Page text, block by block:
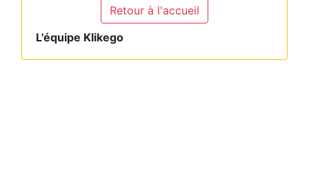
Retour à l'accueil
L'équipe Klikego